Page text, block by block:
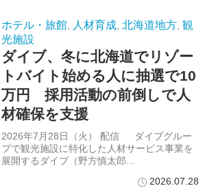
ホテル・旅館, 人材育成, 北海道地方, 観
光施設
ダイブ、冬に北海道でリゾー
トバイト始める人に抽選で10
万円 採用活動の前倒しで人
材確保を支援
2026年7月28日（火） 配信 ダイブグルー
プで観光施設に特化した人材サービス事業を
展開するダイブ（野方慎太郎...
2026.07.28